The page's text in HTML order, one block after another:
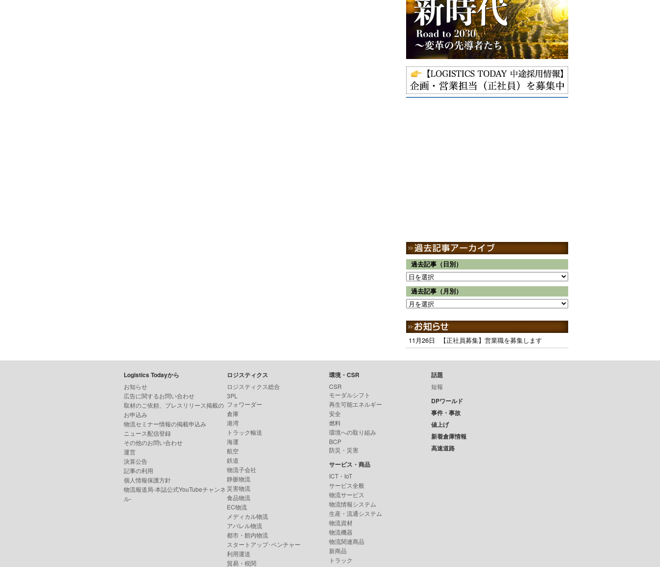
過去記事（日別）
過去記事（月別）
11月26日 【正社員募集】営業職を募集します
Logistics Todayから
お知らせ
広告に関するお問い合わせ
取材のご依頼、プレスリリース掲載の
お申込み
物流セミナー情報の掲載申込み
ニュース配信登録
その他のお問い合わせ
運営
決算公告
記事の利用
個人情報保護方針
物流報道局-本誌公式YouTubeチャンネ
ル-
ロジスティクス
ロジスティクス総合
3PL
フォワーダー
倉庫
港湾
トラック輸送
海運
航空
鉄道
物流子会社
静脈物流
災害物流
食品物流
EC物流
メディカル物流
アパレル物流
都市・館内物流
スタートアップ･ベンチャー
利用運送
貿易・税関
環境・CSR
CSR
モーダルシフト
再生可能エネルギー
安全
燃料
環境への取り組み
BCP
防災・災害
サービス・商品
ICT・IoT
サービス全般
物流サービス
物流情報システム
生産・流通システム
物流資材
物流機器
物流関連商品
新商品
トラック
話題
短報
DPワールド
事件・事故
値上げ
新着倉庫情報
高速道路